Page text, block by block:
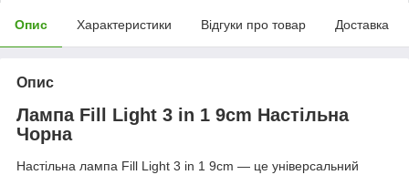
Опис Характеристики Відгуки про товар Доставка
Опис
Лампа Fill Light 3 in 1 9cm Настільна
Чорна
Настільна лампа Fill Light 3 in 1 9cm — це універсальний